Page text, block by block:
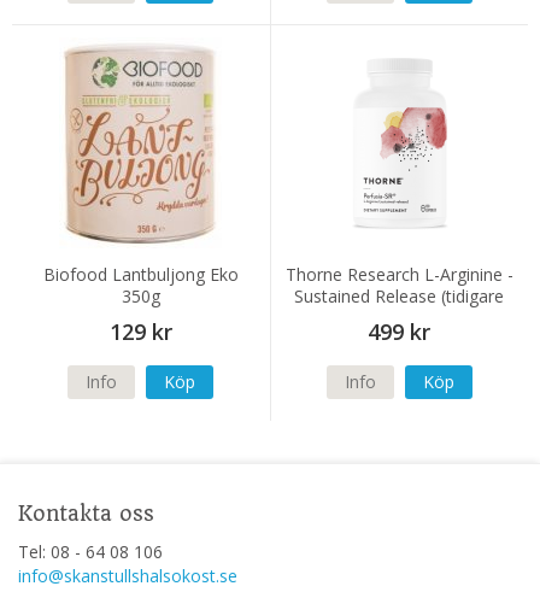
Biofood Lantbuljong Eko
350g
129 kr
Info Köp
Thorne Research L-Arginine -
Sustained Release (tidigare
Perfusia-SR) 120 kapslar
499 kr
Info Köp
Kontakta oss
Tel: 08 - 64 08 106
info@skanstullshalsokost.se